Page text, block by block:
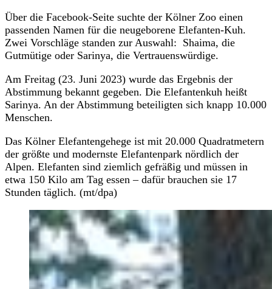
Über die Facebook-Seite suchte der Kölner Zoo einen
passenden Namen für die neugeborene Elefanten-Kuh.
Zwei Vorschläge standen zur Auswahl: Shaima, die
Gutmütige oder Sarinya, die Vertrauenswürdige.
Am Freitag (23. Juni 2023) wurde das Ergebnis der
Abstimmung bekannt gegeben. Die Elefantenkuh heißt
Sarinya. An der Abstimmung beteiligten sich knapp 10.000
Menschen.
Das Kölner Elefantengehege ist mit 20.000 Quadratmetern
der größte und modernste Elefantenpark nördlich der
Alpen. Elefanten sind ziemlich gefräßig und müssen in
etwa 150 Kilo am Tag essen – dafür brauchen sie 17
Stunden täglich. (mt/dpa)